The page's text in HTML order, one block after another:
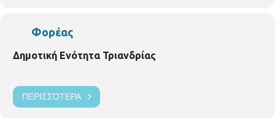
Φορέας
Δημοτική Ενότητα Τριανδρίας
ΠΕΡΙΣΣΌΤΕΡΑ